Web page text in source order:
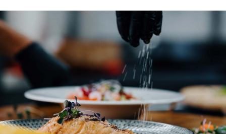
האתר משתמש בעוגיות לשיפור חווית המשתמש. המשך
הגלישה מהווה הסכמה למדיניות הפרטיות באתרמדיניות פרטיות.
הבנתי